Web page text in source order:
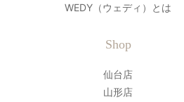
WEDY（ウェディ）とは
Shop
仙台店
山形店